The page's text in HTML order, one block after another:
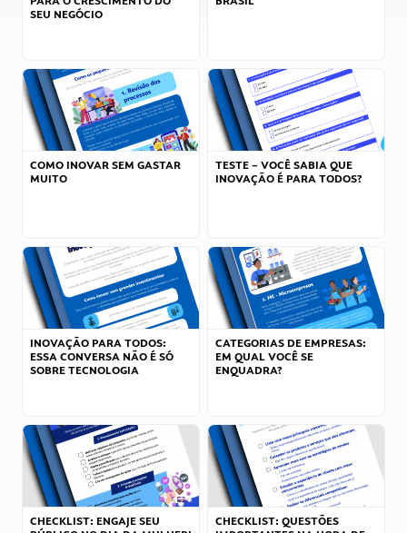
SEU NEGÓCIO
COMO INOVAR SEM GASTAR
MUITO
TESTE – VOCÊ SABIA QUE
INOVAÇÃO É PARA TODOS?
INOVAÇÃO PARA TODOS:
ESSA CONVERSA NÃO É SÓ
SOBRE TECNOLOGIA
CATEGORIAS DE EMPRESAS:
EM QUAL VOCÊ SE
ENQUADRA?
CHECKLIST: ENGAJE SEU
CHECKLIST: QUESTÕES